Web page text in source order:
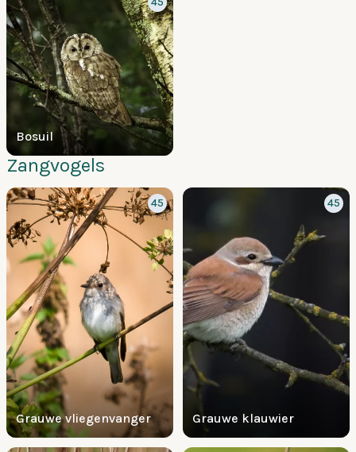
Bosuil
Zangvogels
Grauwe vliegenvanger
45
Grauwe klauwier
45